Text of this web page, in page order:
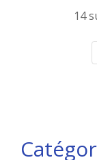
14